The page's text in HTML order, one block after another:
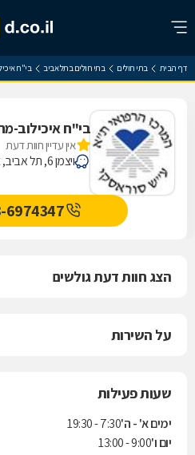
דף הבית בתי חולים בתי חולים בתל אביב בי"ח
בי"ח איכילוב-
אין עדיין חוות דעת
ויצמן 6, תל אביב, צריף, קומה 1
6974347
הצג חוות דעת גולשים
על השירות
שעות פעילות
ימים א' - ה'7:30 - 19:30
יום ו'9:00 - 13:00